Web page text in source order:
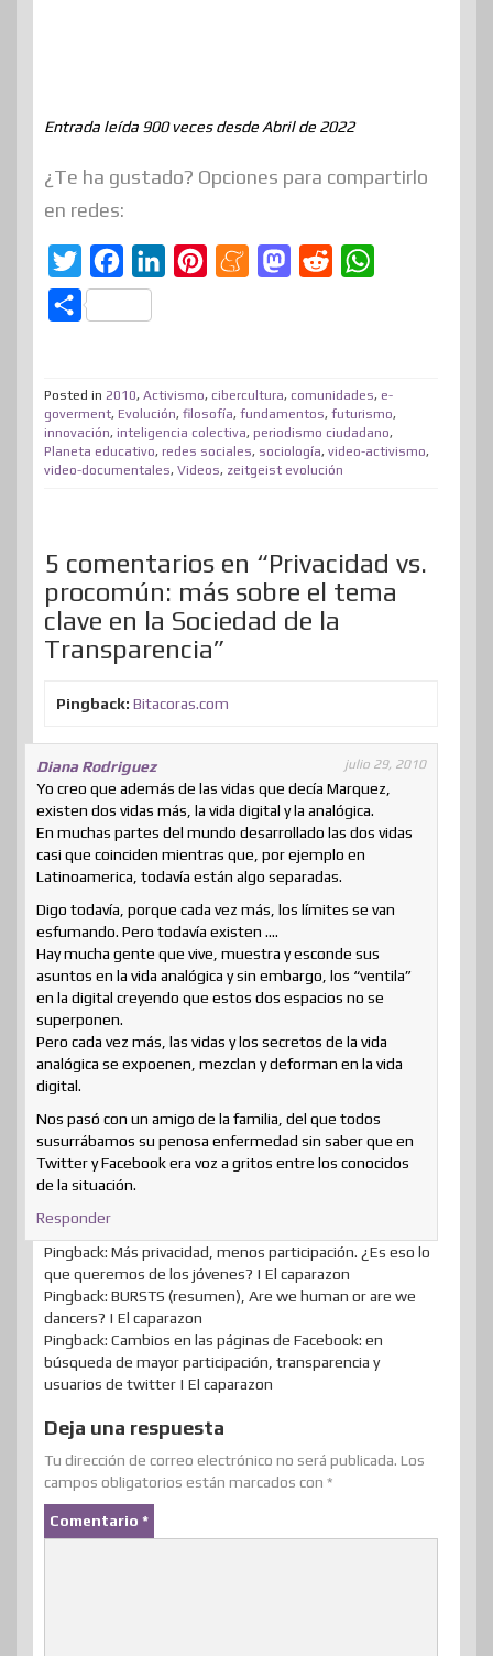
Entrada leída 900 veces desde Abril de 2022
¿Te ha gustado? Opciones para compartirlo
en redes:
w
t
e
r
a
c
b
o
o
e
d
I
e
r
e
M
a
m
e
M
o
d
o
i
t
s
A
p
C
p
a
r
r
Posted in 2010, Activismo, cibercultura, comunidades, e-
goverment, Evolución, filosofía, fundamentos, futurismo,
innovación, inteligencia colectiva, periodismo ciudadano,
Planeta educativo, redes sociales, sociología, video-activismo,
video-documentales, Videos, zeitgeist evolución
5 comentarios en “Privacidad vs.
procomún: más sobre el tema
clave en la Sociedad de la
Transparencia”
Pingback: Bitacoras.com
Diana Rodriguez julio 29, 2010
Yo creo que además de las vidas que decía Marquez,
existen dos vidas más, la vida digital y la analógica.
En muchas partes del mundo desarrollado las dos vidas
casi que coinciden mientras que, por ejemplo en
Latinoamerica, todavía están algo separadas.
Digo todavía, porque cada vez más, los límites se van
esfumando. Pero todavía existen ….
Hay mucha gente que vive, muestra y esconde sus
asuntos en la vida analógica y sin embargo, los “ventila”
en la digital creyendo que estos dos espacios no se
superponen.
Pero cada vez más, las vidas y los secretos de la vida
analógica se expoenen, mezclan y deforman en la vida
digital.
Nos pasó con un amigo de la familia, del que todos
susurrábamos su penosa enfermedad sin saber que en
Twitter y Facebook era voz a gritos entre los conocidos
de la situación.
Responder
Pingback: Más privacidad, menos participación. ¿Es eso lo
que queremos de los jóvenes? | El caparazon
Pingback: BURSTS (resumen), Are we human or are we
dancers? | El caparazon
Pingback: Cambios en las páginas de Facebook: en
búsqueda de mayor participación, transparencia y
usuarios de twitter | El caparazon
Deja una respuesta
Tu dirección de correo electrónico no será publicada. Los
campos obligatorios están marcados con *
Comentario *